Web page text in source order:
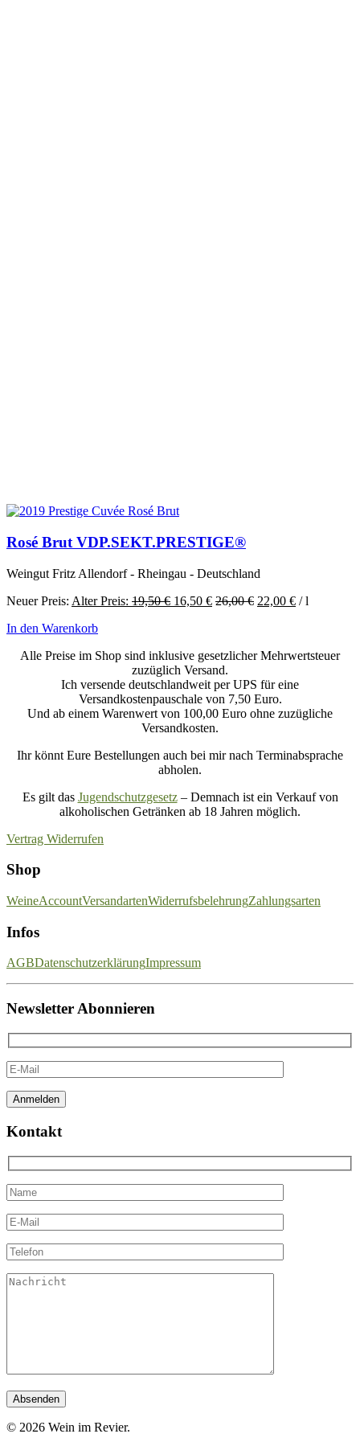
Rosé Brut VDP.SEKT.PRESTIGE®
Weingut Fritz Allendorf - Rheingau - Deutschland
Neuer Preis: Alter Preis: 19,50€ Ursprünglicher
16,50 €Aktueller
26,00€ 22,00 € /l
In den Warenkorb
Alle Preise im Shop sind inklusive gesetzlicher Mehrwertsteuer
zuzüglich Versand.
Ich versende deutschlandweit per UPS für eine
Versandkostenpauschale von 7,50 Euro.
Und ab einem Warenwert von 100,00 Euro ohne zuzügliche
Versandkosten.
Ihr könnt Eure Bestellungen auch bei mir nach Terminabsprache
abholen.
Es gilt das Jugendschutzgesetz– Demnach ist ein Verkauf von
alkoholischen Getränken ab 18 Jahren möglich.
Vertrag Widerrufen
Shop
WeineAccountVersandartenWiderrufsbelehrungZahlungsarten
Infos
AGBDatenschutzerklärungImpressum
Newsletter Abonnieren
Kontakt
© 2026 Wein im Revier.